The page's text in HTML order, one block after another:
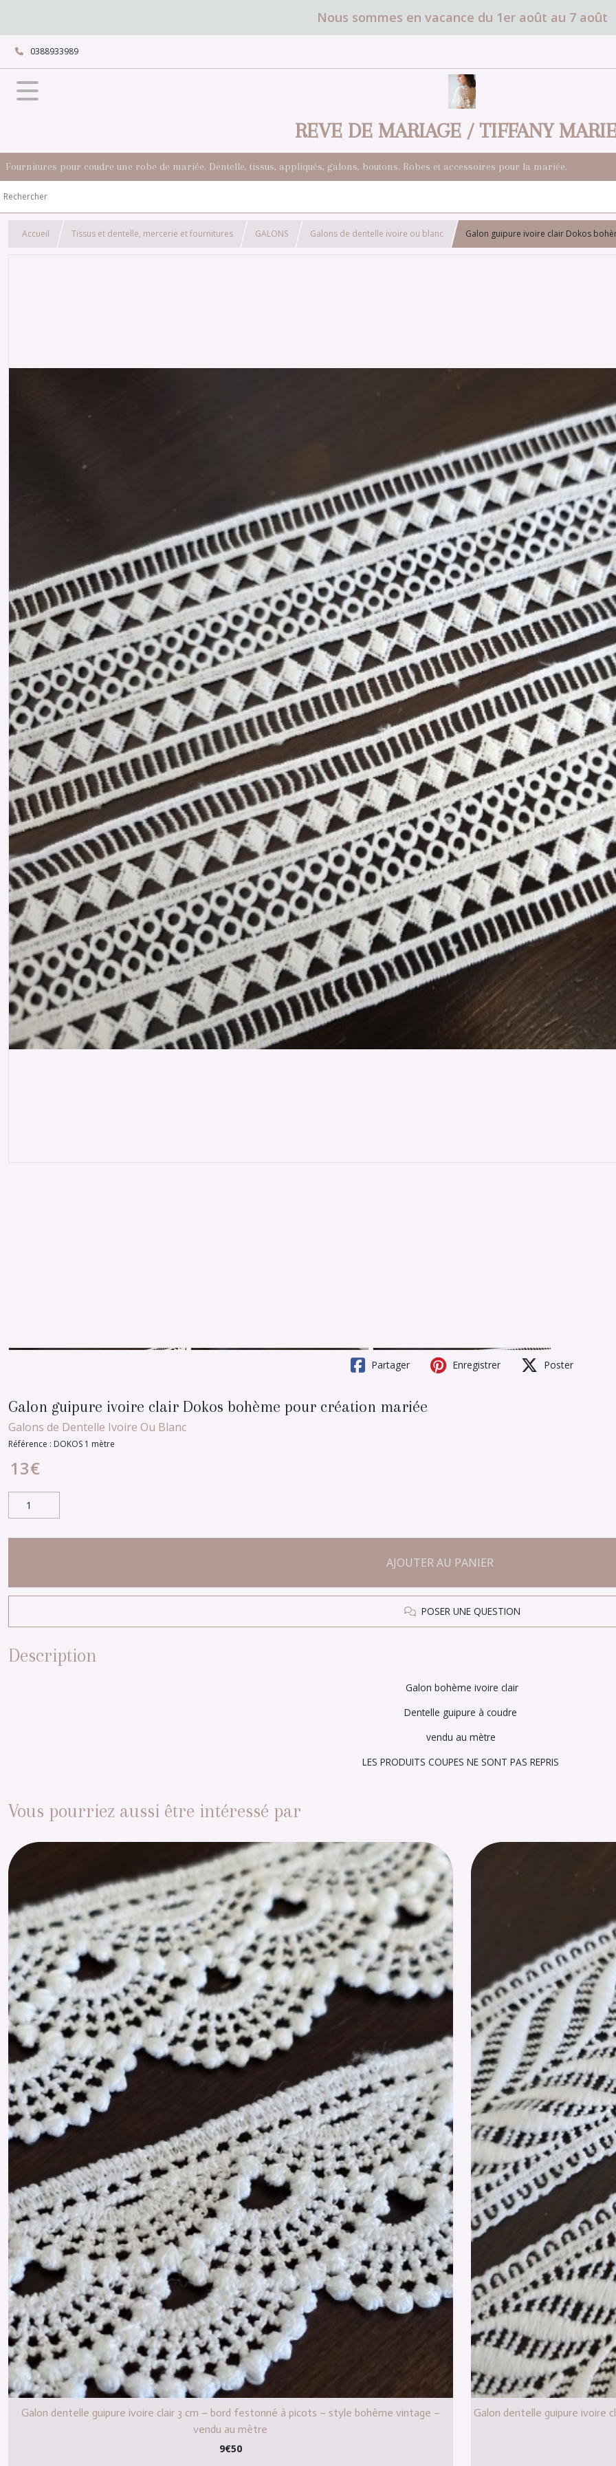
Nous sommes en vacance du 1er août au 7 août
0388933989
REVE DE MARIAGE / TIFFANY
Fournitures pour coudre une robe de mariée. Dentelle, tissus, appliqués, galons, boutons. Robes et accessoires pour la mariée.
Accueil Tissus et dentelle, mercerie et fournitures GALONS Galons de dentelle ivoire ou blanc Galon guipure ivoire clair Dokos
Partager Enregistrer Poster
Galon guipure ivoire clair Dokos bohème pour création mariée
Galons de Dentelle Ivoire Ou Blanc
Référence : DOKOS 1 mètre
13€
AJOUTER AU PANIER
POSER UNE QUESTION
Description
Galon bohème ivoire clair
Dentelle guipure à coudre
vendu au mètre
LES PRODUITS COUPES NE SONT PAS REPRIS
Vous pourriez aussi être intéressé par
Galon dentelle guipure ivoire clair 3 cm – bord festonné à picots – style bohème vintage –
vendu au mètre
9€50
Galon dentelle guipure ivoire